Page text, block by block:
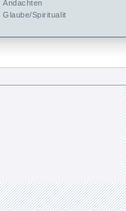
Andachten
Glaube/Spiritualit